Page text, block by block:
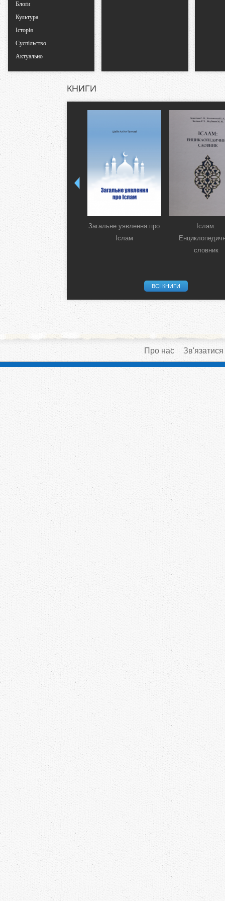
Блоґи
Культура
Історія
Суспільство
Актуально
КНИГИ
Загальне уявлення про
Іслам
Іслам:
словник
ВСІ КНИГИ
Про нас